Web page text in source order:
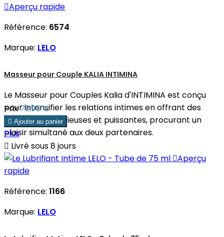
Aperçu rapide
Référence: 6574
Marque: LELO
Masseur pour Couple KALIA INTIMINA
Le Masseur pour Couples Kalia d'INTIMINA est conçu
pour intensifier les relations intimes en offrant des
vibrations silencieuses et puissantes, procurant un
plaisir simultané aux deux partenaires.
Prix79,95 €
 Ajouter au panier
Plus
 Livré sous 8 jours
Aperçu
rapide
Référence: 1166
Marque: LELO